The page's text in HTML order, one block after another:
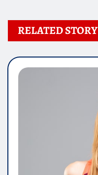
RELATED STORY